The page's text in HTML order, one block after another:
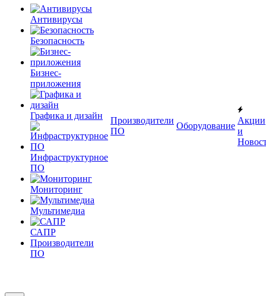
Антивирусы
Безопасность
Бизнес-
приложения
Графика и дизайн
Инфраструктурное
ПО
Мониторинг
Мультимедиа
САПР
Производители
ПО
Производители
ПО
Оборудование
Акции
и